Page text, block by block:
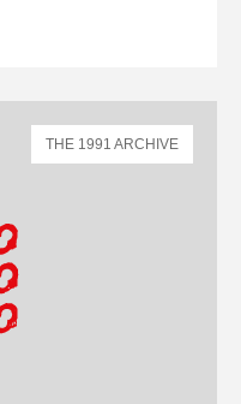
THE 1991 ARCHIVE